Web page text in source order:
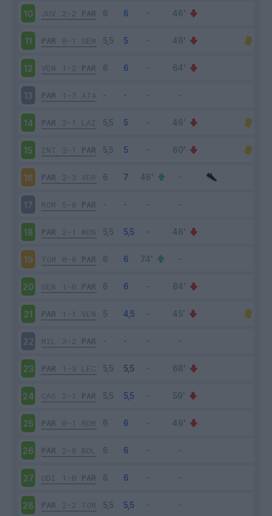
10 JUV 2-2 PAR
11 PAR 0-1 GEN
12 VEN 1-2 PAR
13 PAR 1-3 ATA
14 PAR 3-1 LAZ
15 INT 3-1 PAR
16 PAR 2-3 VER
17 ROM 5-0 PAR
18 PAR 2-1 MON
19 TOR 0-0 PAR
20 GEN 1-0 PAR
21 PAR 1-1 VEN
22 MIL 3-2 PAR
23 PAR 1-3 LEC
24 CAG 2-1 PAR
25 PAR 0-1 ROM
26 PAR 2-0 BOL
27 UDI 1-0 PAR
28 PAR 2-2 TOR